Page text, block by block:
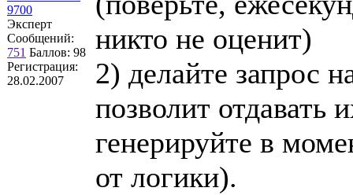
9700
Эксперт
Сообщений:
751 Баллов: 98
Регистрация:
28.02.2007
никто не оценит)
2) делайте запрос
позволит
генерируйте в
от логики).